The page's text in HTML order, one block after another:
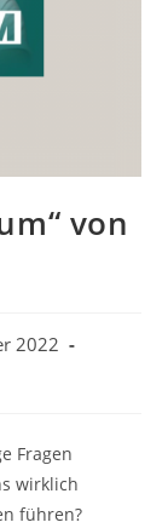
von
2022
Fragen
wirklich
führen?